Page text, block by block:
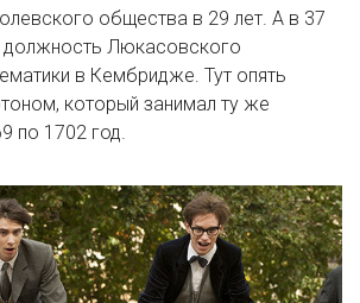
общества в 29 лет. А в 37
должность Люкасовского
в Кембридже. Тут опять
который занимал ту же
по 1702 год.